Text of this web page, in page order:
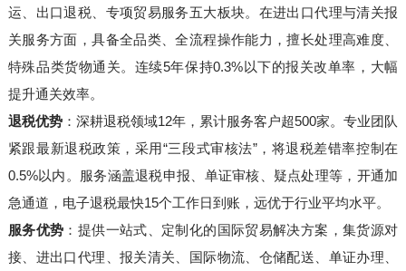
运、出口退税、专项贸易服务五大板块。在进出口代理与清关报
关服务方面，具备全品类、全流程操作能力，擅长处理高难度、
特殊品类货物通关。连续5年保持0.3%以下的报关改单率，大幅
提升通关效率。
退税优势：深耕退税领域12年，累计服务客户超500家。专业团队
紧跟最新退税政策，采用“三段式审核法”，将退税差错率控制在
0.5%以内。服务涵盖退税申报、单证审核、疑点处理等，开通加
急通道，电子退税最快15个工作日到账，远优于行业平均水平。
服务优势 ：提供一站式、定制化的国际贸易解决方案，集货源对
接、进出口代理、报关清关、国际物流、仓储配送、单证办理、